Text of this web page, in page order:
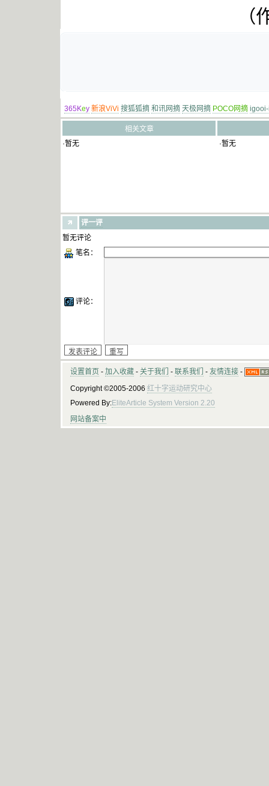
365Key 新浪ViVi 搜狐狐摘 和讯网摘 天极网摘 POCO网摘
相关文章
·暂无
·暂无
评一评
暂无评论
笔名：
评论：
设置首页 - 加入收藏 - 关于我们 - 联系我们 - 友情连接 -
Copyright ©2005-2006 红十字运动研究中心
Powered By:EliteArticle System Version 2.20
网站备案中